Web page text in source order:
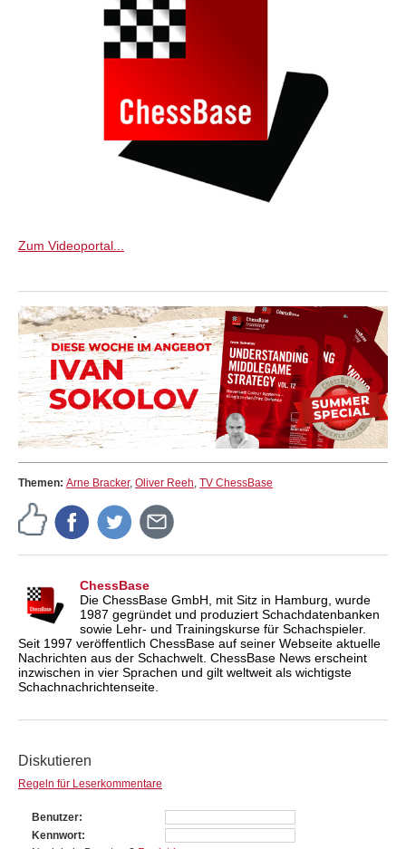
Zum Videoportal...
Themen: Arne Bracker, Oliver Reeh, TV ChessBase
ChessBase
Die ChessBase GmbH, mit Sitz in Hamburg, wurde
1987 gegründet und produziert Schachdatenbanken
sowie Lehr- und Trainingskurse für Schachspieler.
Seit 1997 veröffentlich ChessBase auf seiner Webseite aktuelle
Nachrichten aus der Schachwelt. ChessBase News erscheint
inzwischen in vier Sprachen und gilt weltweit als wichtigste
Schachnachrichtenseite.
Diskutieren
Regeln für Leserkommentare
Benutzer
Kennwort